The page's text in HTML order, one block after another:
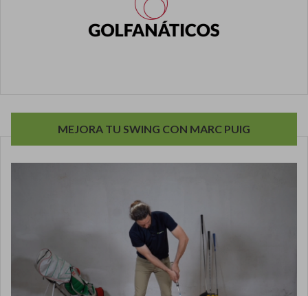
MEJORA TU SWING CON MARC PUIG